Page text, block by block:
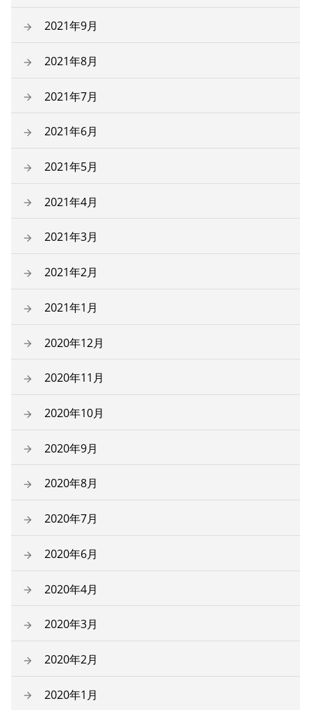
2021年9月
2021年8月
2021年7月
2021年6月
2021年5月
2021年4月
2021年3月
2021年2月
2021年1月
2020年12月
2020年11月
2020年10月
2020年9月
2020年8月
2020年7月
2020年6月
2020年4月
2020年3月
2020年2月
2020年1月